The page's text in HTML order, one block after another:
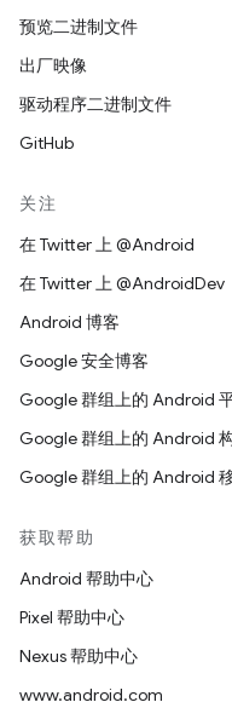
预览二进制文件
出厂映像
驱动程序二进制文件
GitHub
关注
在 Twitter 上 @Android
在 Twitter 上 @AndroidDev
Android 博客
Google 安全博客
Google 群组上的 Android
Google 群组上的 Android
Google 群组上的 Android
获取帮助
Android 帮助中心
Pixel 帮助中心
Nexus 帮助中心
www.android.com